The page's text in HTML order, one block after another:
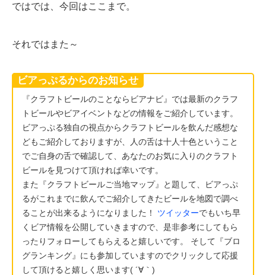
ではでは、今回はここまで。
それではまた～
ビアっぷるからのお知らせ
『クラフトビールのことならビアナビ』では最新のクラフ
トビールやビアイベントなどの情報をご紹介しています。
ビアっぷる独自の視点からクラフトビールを飲んだ感想な
どもご紹介しておりますが、人の舌は十人十色ということ
でご自身の舌で確認して、あなたのお気に入りのクラフト
ビールを見つけて頂ければ幸いです。
また『クラフトビールご当地マップ』と題して、ビアっぷ
るがこれまでに飲んでご紹介してきたビールを地図で調べ
ることが出来るようになりました！ ツイッターでもいち早
くビア情報を公開していきますので、是非参考にしてもら
ったりフォローしてもらえると嬉しいです。 そして『ブロ
グランキング』にも参加していますのでクリックして応援
して頂けると嬉しく思います( ´∀｀)